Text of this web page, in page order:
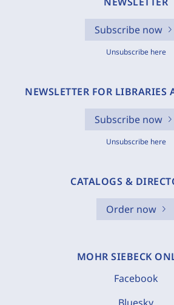
Subscribe now
Unsubscribe here
NEWSLETTER FOR LIBRARIES
Subscribe now
Unsubscribe here
CATALOGS &
Order now
MOHR SIEBECK
Facebook